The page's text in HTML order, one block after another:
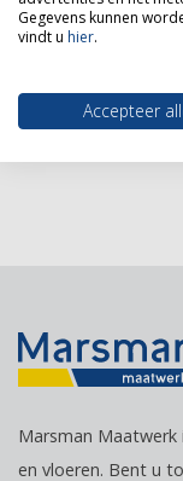
“Heel goed
Geschreven
Marsman
en vloeren. Bent u
Gegevens kunnen
vindt u hier.
Accepteer